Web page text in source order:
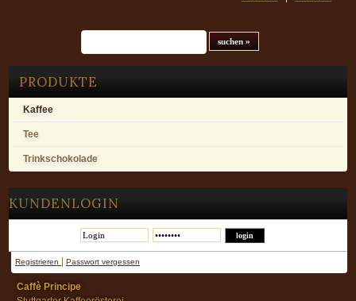
PRODUKTE
Kaffee
Tee
Trinkschokolade
KUNDENLOGIN
Registrieren | Passwort vergessen
Caffè Principe